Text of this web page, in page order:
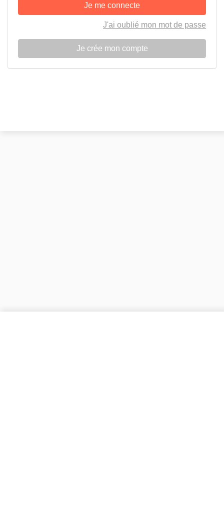
Je me connecte
J'ai oublié mon mot de passe
Je crée mon compte